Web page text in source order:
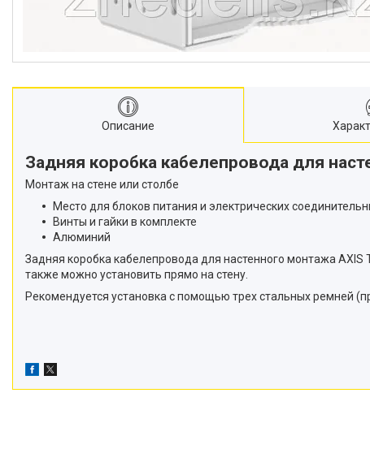
Описание
Задняя коробка кабелепровода для
Монтаж на стене или столбе
Место для блоков питания и электрических
Винты и гайки в комплекте
Алюминий
Задняя коробка кабелепровода для настенного монтажа
также можно установить прямо на стену.
Рекомендуется установка с помощью трех стальных ремней